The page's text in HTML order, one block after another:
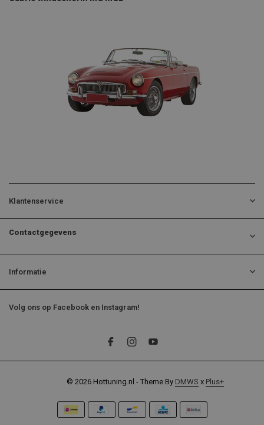
Klantenservice
Contactgegevens
Informatie
Volg ons op Facebook en Instagram!
© 2026 Hottuning.nl - Theme By DMWS x Plus+